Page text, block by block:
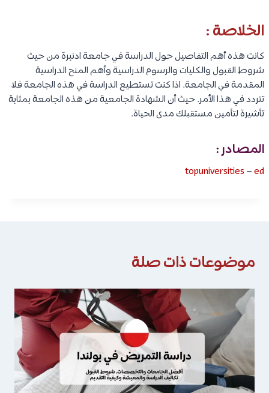
الخلاصة :
كانت هذه أهم التفاصيل حول الدراسة في جامعة ادنبرة من حيث
شروط القبول والكليات والرسوم الدراسية وأهم المنح الدراسية
المقدمة في الجامعة. اذا كنت تستطيع الدراسة في هذه الجامعة فلا
تتردد في هذا الأمر. حيث أن الشهادة الجامعية من هذه الجامعة بمثابة
تأشيرة لتأمين مستقبلك مدى الحياة.
المصادر :
topuniversities –ed
موضوعات ذات صلة